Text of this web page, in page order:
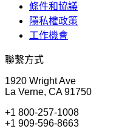
條件和協議
隱私權政策
工作機會
聯繫方式
1920 Wright Ave
La Verne, CA 91750
+1 800-257-1008
+1 909-596-8663